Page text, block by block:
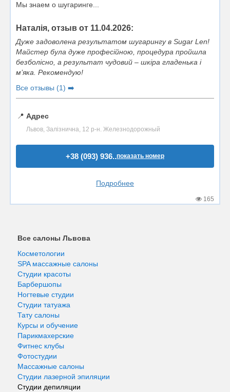
Мы знаем о шугаринге...
Наталія, отзыв от 11.04.2026:
Дуже задоволена результатом шугарингу в Sugar Len!
Майстер була дуже професійною, процедура пройшла
безболісно, а результат чудовий – шкіра гладенька і
м’яка. Рекомендую!
Все отзывы (1) ➡️
📍 Адрес
Львов, Залізнична, 12 р-н. Железнодорожный
+38 (093) 936..показать номер
Подробнее
165
Все салоны Львова
Косметологии
SPA массажные салоны
Студии красоты
Барбершопы
Ногтевые студии
Студии татуажа
Тату салоны
Курсы и обучение
Парикмахерские
Фитнес клубы
Фотостудии
Массажные салоны
Студии лазерной эпиляции
Студии депиляции